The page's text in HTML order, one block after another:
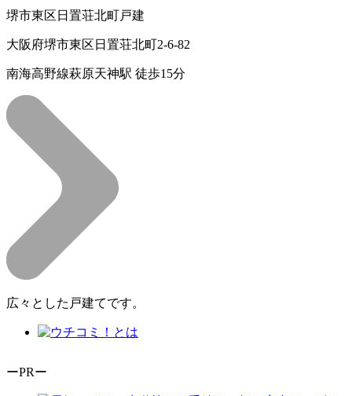
堺市東区日置荘北町戸建
大阪府堺市東区日置荘北町2-6-82
南海高野線萩原天神駅 徒歩15分
広々とした戸建てです。
ーPRー